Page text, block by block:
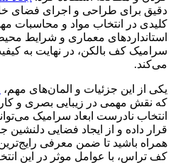
دقیق برای طراحی و اجرای فضای
کلیدی در انتخاب مواد و محاسبات
استانداردهای معماری و شرایط
سرامیک کف بالکن، در نهایت به
می‌کند.
یکی از این جزئیات و المان‌های مهم،
که نقش مهمی در زیبایی بصری و
انتخاب نادرست ابعاد سرامیک
قرار داده و از ایجاد فضایی دلنشین
همراه باشید تا ضمن معرفی
کف تراس، با عوامل موثر در این